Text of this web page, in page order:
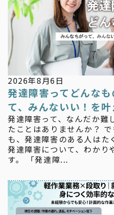
お知
2026年8月6日
発達障害ってどんな
て、みんないい！を叶
発達障害って、なんだか
たことはありませんか？
も、発達障害のある人はた
発達障害について、わかり
す。 「発達障...